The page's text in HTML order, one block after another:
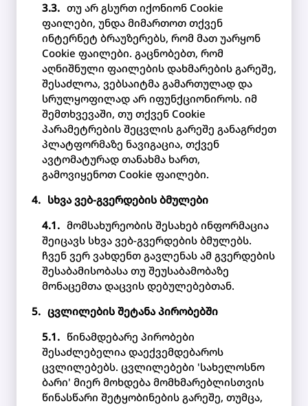
თუ არ გსურთ იქონიონ Cookie
ფაილები, უნდა მიმართოთ თქვენ
ინტერნეტ ბრაუზერებს, რომ მათ უარყონ
Cookie ფაილები. გაცნობებთ, რომ
აღნიშნული ფაილების დახმარების გარეშე,
შესაძლოა, ვებსაიტმა გამართულად და
სრულყოფილად არ იფუნქციონიროს. იმ
შემთხვევაში, თუ თქვენ Cookie
პარამეტრების შეცვლის გარეშე განაგრძეთ
პლატფორმაზე ნავიგაცია, თქვენ
ავტომატურად თანახმა ხართ,
გამოვიყენოთ Cookie ფაილები.
სხვა ვებ-გვერდების ბმულები
მომსახურეობის შესახებ ინფორმაცია
შეიცავს სხვა ვებ-გვერდების ბმულებს.
ჩვენ ვერ ვახდენთ გავლენას ამ გვერდების
შესაბამისობასა თუ შეუსაბამობაზე
მონაცემთა დაცვის დებულებებთან.
ცვლილების შეტანა პირობებში
წინამდებარე პირობები
შესაძლებელია დაექვემდებაროს
ცვლილებებს. ცვლილებები 'სახელოსნო
ბარი' მიერ მოხდება მომხმარებლისთვის
წინასწარი შეტყობინების გარეშე, თუმცა,